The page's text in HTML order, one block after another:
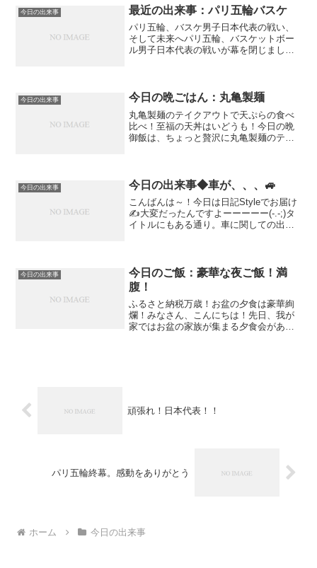
つ。贈られた人の心がジーンと動かされ
る、そんな絵本です。この記...
今日の出来事 最近の出来事：パリ五輪バスケ
パリ五輪、バスケ男子日本代表の戦い、
そして未来へパリ五輪、バスケットボー
ル男子日本代表の戦いが幕を閉じまし
渡り合った彼らの姿は、私...
今日の出来事 今日の晩ごはん：丸亀製麺
丸亀製麺のテイクアウトで天ぷらの食べ
比べ！至福の天丼はいどうも！今日の晩
御飯は、ちょっと贅沢に丸亀製麺のテイ
子と、外はサクッと中はジ...
今日の出来事 今日の出来事◆車が、、、🚙
こんばんは～！今日は日記Styleでお届け
✍大変だったんですよーーーーー(-.-;)タ
イトルにもある通り。車に関しての出来
だか...
今日の出来事
今日のご飯：豪華な夜ご飯！満
腹！
ふるさと納税万歳！お盆の夕食は豪華絢
爛！みなさん、こんにちは！先日、我が
家ではお盆の家族が集まる夕食会があり
頑張れ！日本代表！！
パリ五輪終幕。感動をありがとう
ホーム 今日の出来事